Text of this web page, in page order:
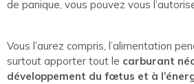
de panique, vous pouvez vous
Vous l’aurez compris, l’alimentation
surtout apporter tout le carburant
développement du fœtus et à